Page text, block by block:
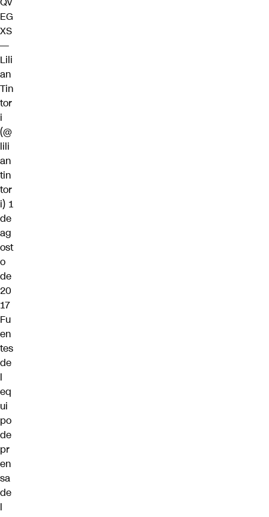
EG
XS
—
Lili
an
Tin
tor
i
(@
lili
an
tin
tor
i) 1
de
ag
ost
o
de
20
17
Fu
en
tes
de
l
eq
ui
po
de
pr
en
sa
de
l